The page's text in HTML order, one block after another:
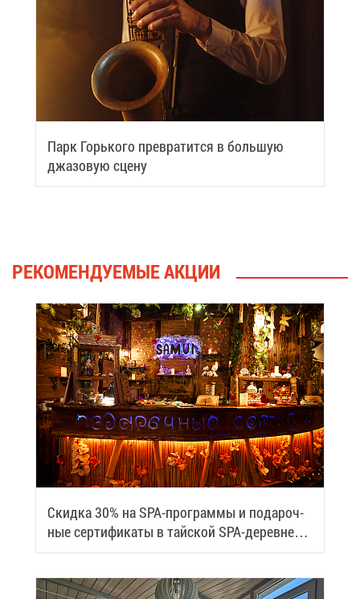
Парк Горь­ко­го пре­вра­тит­ся в боль­шую
джа­зо­вую сце­ну
РЕ­КО­МЕН­ДУ­Е­МЫЕ АК­ЦИИ
Скид­ка 30% на SPA-про­грам­мы и по­да­роч­
ные сер­ти­фи­ка­ты в тай­ской SPA-де­ревне
Samui